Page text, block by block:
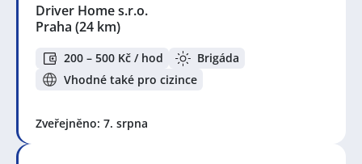
Driver Home s.r.o.
Praha (24 km)
200 – 500 Kč / hod
Brigáda
Vhodné také pro cizince
Zveřejněno: 7. srpna